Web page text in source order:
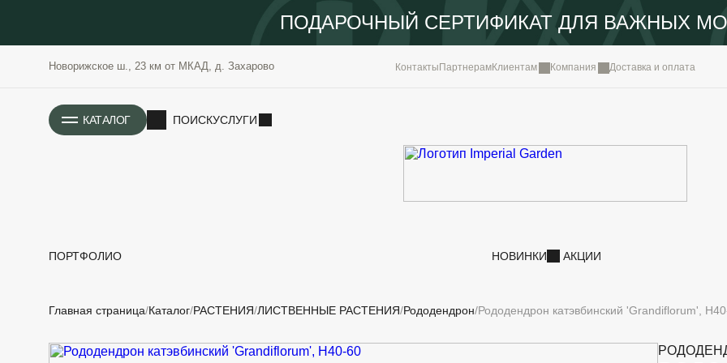
ПОДАРОЧНЫЙ СЕРТИФИКАТ ДЛЯ ВАЖНЫХ
Новорижское ш., 23 км от МКАД, д. Захарово Контакты ПартнерамКлиентам Компания Доставка и оплата
КАТАЛОГ ПОИСКУСЛУГИ
ПОРТФОЛИО НОВИНКИ АКЦИИ
РАСТЕНИЯ
ОЗЕЛЕНЕНИЕ
ИСТОРИЯ
Главная страница Каталог РАСТЕНИЯ ЛИСТВЕННЫЕ РАСТЕНИЯ Рододендрон Рододендрон катэвбинский 'Grandiflorum',